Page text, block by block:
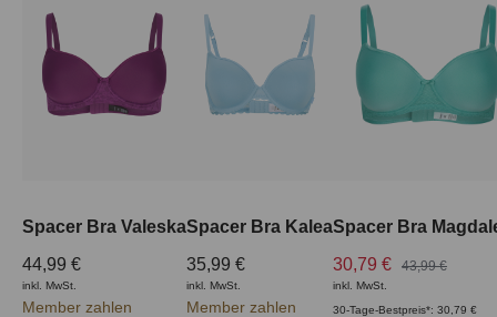
Spacer Bra Valeska
44,99 €
inkl. MwSt.
Member zahlen
Spacer Bra Kalea
35,99 €
inkl. MwSt.
Member zahlen
Spacer Bra
30,79 €
43,99 €
inkl. MwSt.
30-Tage-Bestpreis*: 30,79 €